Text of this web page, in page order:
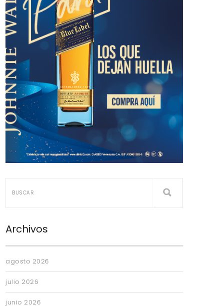
Archivos
agosto 2026
julio 2026
junio 2026